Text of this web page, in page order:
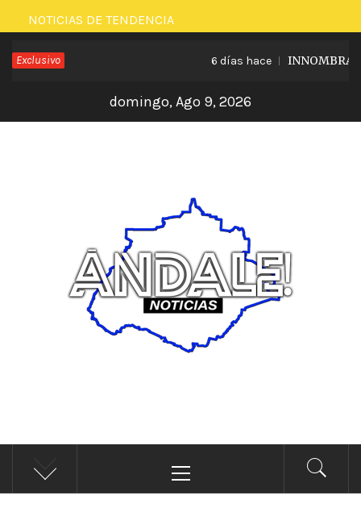
Saltar
al
contenido
NOTICIAS DE TENDENCIA
Exclusivo 6 días hace
domingo, Ago 9, 2026
ÁNDALE NOTICIAS
Noticias
principal